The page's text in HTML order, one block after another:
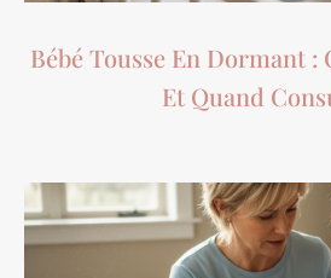
Bébé Tousse En Dormant :
Et Quand